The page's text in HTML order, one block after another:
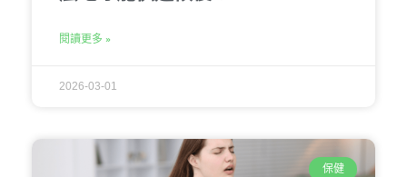
閱讀更多 »
2026-03-01
保健